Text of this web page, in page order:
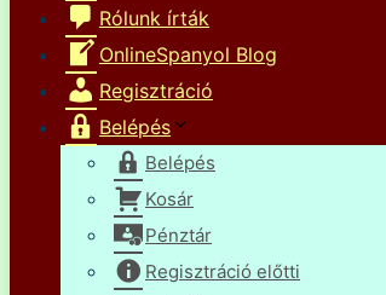
Rólunk írták
OnlineSpanyol Blog
Regisztráció
Belépés
Belépés
Kosár
Pénztár
Regisztráció előtti